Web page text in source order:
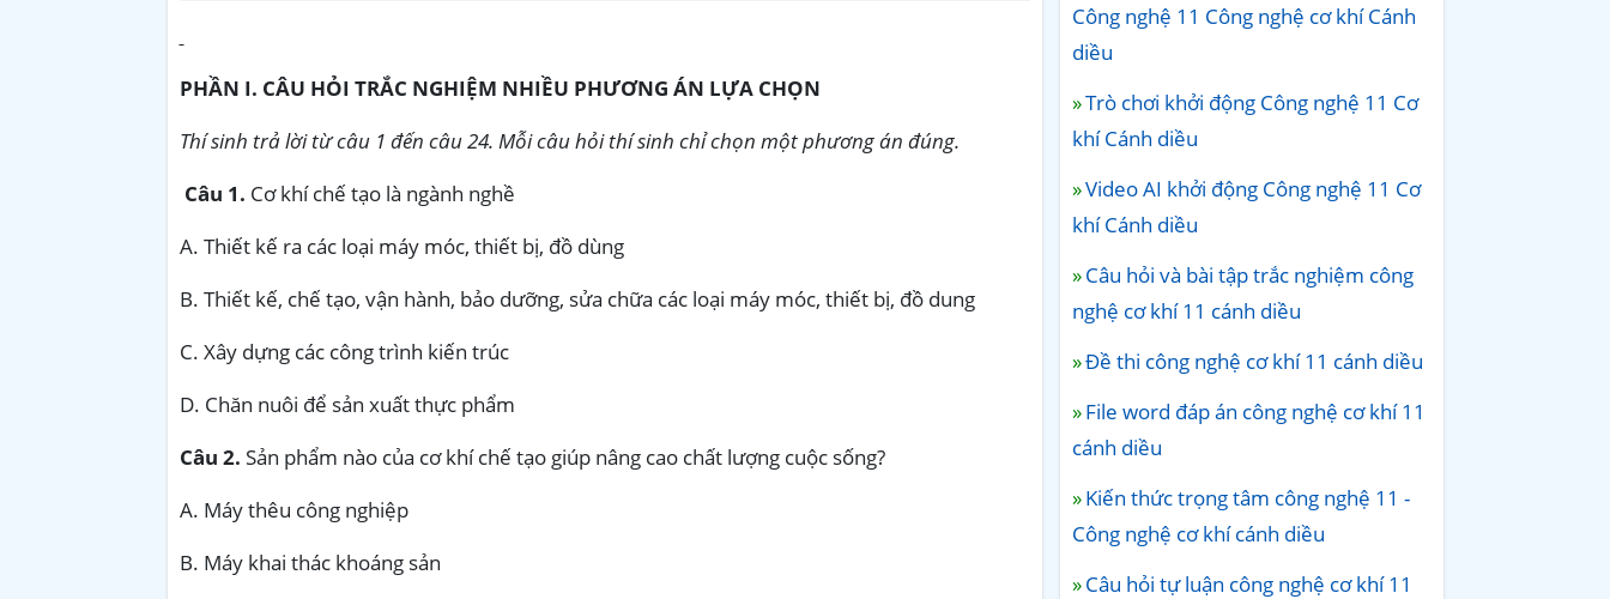
PHẦN I. CÂU HỎI TRẮC NGHIỆM NHIỀU PHƯƠNG ÁN LỰA CHỌN
Thí sinh trả lời từ câu 1 đến câu 24. Mỗi câu hỏi thí sinh chỉ chọn một phương án đúng.
Câu 1. Cơ khí chế tạo là ngành nghề
A. Thiết kế ra các loại máy móc, thiết bị, đồ dùng
B. Thiết kế, chế tạo, vận hành, bảo dưỡng, sửa chữa các loại máy móc, thiết bị, đồ dung
C. Xây dựng các công trình kiến trúc
D. Chăn nuôi để sản xuất thực phẩm
Câu 2. Sản phẩm nào của cơ khí chế tạo giúp nâng cao chất lượng cuộc sống?
A. Máy thêu công nghiệp
B. Máy khai thác khoáng sản
Công nghệ 11 Công nghệ cơ khí Cánh
diều
Trò chơi khởi động Công nghệ 11 Cơ
khí Cánh diều
Video AI khởi động Công nghệ 11 Cơ
khí Cánh diều
Câu hỏi và bài tập trắc nghiệm công
nghệ cơ khí 11 cánh diều
Đề thi công nghệ cơ khí 11 cánh diều
File word đáp án công nghệ cơ khí 11
cánh diều
Kiến thức trọng tâm công nghệ 11 -
Công nghệ cơ khí cánh diều
Câu hỏi tự luận công nghệ cơ khí 11